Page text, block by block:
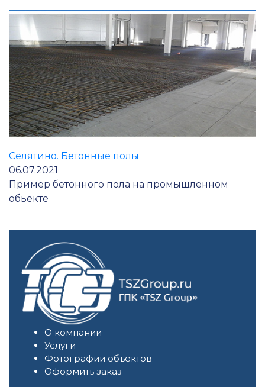
Селятино. Бетонные полы
06.07.2021
Пример бетонного пола на промышленном
обьекте
О компании
Услуги
Фотографии объектов
Оформить заказ